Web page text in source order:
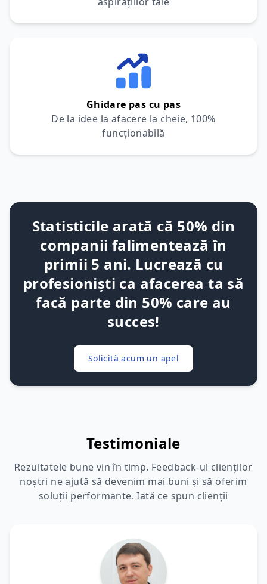
Ghidare pas cu pas
De la idee la afacere la cheie, 100%
funcționabilă
Statisticile arată că 50% din
companii falimentează în
primii 5 ani. Lucrează cu
profesioniști ca afacerea ta să
facă parte din 50% care au
succes!
Solicită acum un apel
Testimoniale
Rezultatele bune vin în timp. Feedback-ul clienților
noștri ne ajută să devenim mai buni și să oferim
soluții performante. Iată ce spun clienții